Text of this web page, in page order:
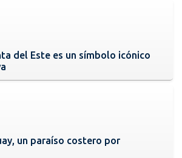
del Este es un símbolo icónico
un paraíso costero por